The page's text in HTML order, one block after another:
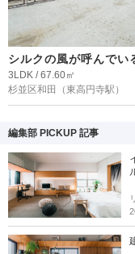
シルクの風が呼んでい
3LDK / 67.60㎡
杉並区和田
（東高円寺駅）
編集部 PICKUP 記事